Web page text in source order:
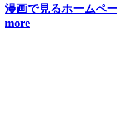
漫画で見るホームペ
more